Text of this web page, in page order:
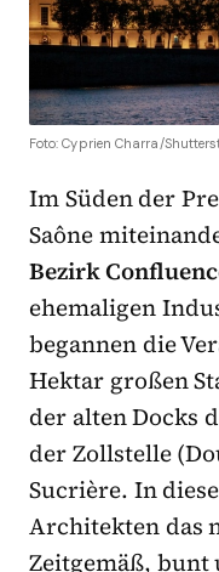
Foto: Cyprien Charra/
Im Süden der
Saône
Bezirk
ehemaligen
begannen die
Hektar großen
der alten Docks
der Zollstelle
Sucrière. In
Architekten das
Zeitgemäß,